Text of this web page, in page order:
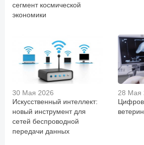
сегмент космической
экономики
30 Мая 2026
Искусственный интеллект:
новый инструмент для
сетей беспроводной
передачи данных
28 Мая